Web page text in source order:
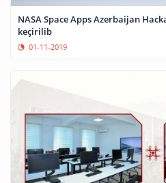
NASA Space Apps Azerbaijan
keçirilib
01-11-2019